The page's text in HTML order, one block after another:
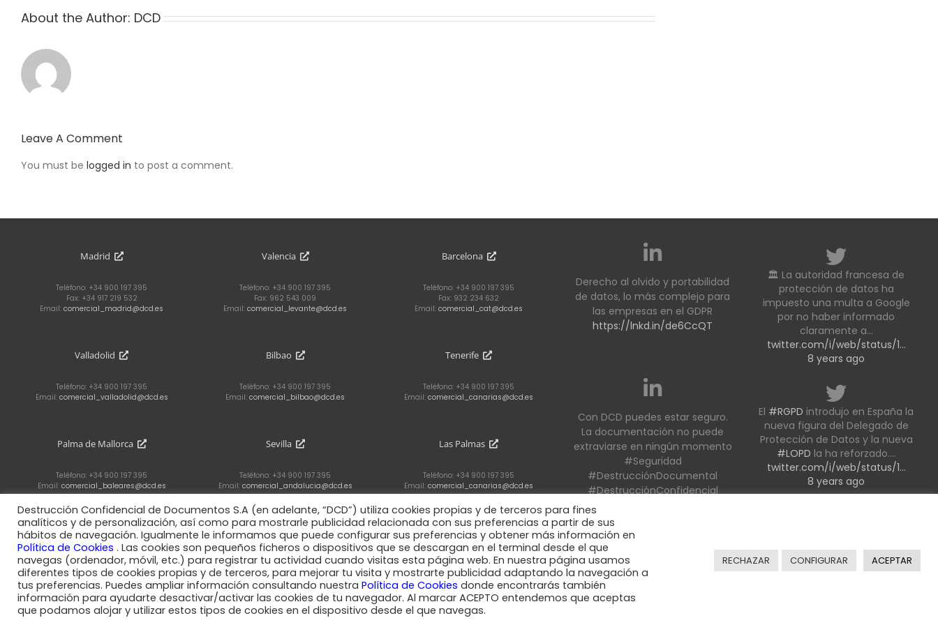
About the Author: DCD
Leave A Comment
You must be logged in to post a comment.
Madrid
Teléfono: +34 900 197 395
Fax: +34 917 219 532
Email:comercial_madrid@dcd.es
Valladolid
Teléfono: +34 900 197 395
Email: comercial_valladolid@dcd.es
Palma de Mallorca
Teléfono: +34 900 197 395
Email: comercial_baleares@dcd.es
Valencia
Teléfono: +34 900 197 395
Fax: 962 543 009
Email:comercial_levante@dcd.es
Bilbao
Teléfono: +34 900 197 395
Email:comercial_bilbao@dcd.es
Sevilla
Teléfono: +34 900 197 395
Email: comercial_andalucia@dcd.es
Barcelona
Teléfono: +34 900 197 395
Fax: 932 234 632
Email:comercial_cat@dcd.es
Tenerife
Teléfono: +34 900 197 395
Email:comercial_canarias@dcd.es
Las Palmas
Teléfono: +34 900 197 395
Email:comercial_canarias@dcd.es
Derecho al olvido y portabilidad
de datos, lo más complejo para
las empresas en el GDPR
https://lnkd.in/de6CcQT
Con DCD puedes estar seguro.
La documentación no puede
extraviarse en ningún momento
#Seguridad
#DestrucciónDocumental
#DestrucciónConfidencial
🏛️ La autoridad francesa de
protección de datos ha
impuesto una multa a Google
por no haber informado
claramente a…
twitter.com/i/web/status/1…
8 years ago
El #RGPD introdujo en España la
nueva figura del Delegado de
Protección de Datos y la nueva
#LOPD la ha reforzado.…
twitter.com/i/web/status/1…
8 years ago
© 2018 DCD |Aviso Legal y Condiciones de uso|Política de Privacidad|Política de Cookies| Designed by
TwitterFacebookLinkedInVimeoSlideshare
Rss
Destrucción Confidencial de Documentos S.A (en adelante, “DCD”) utiliza cookies propias y de terceros para fines
analíticos y de personalización, así como para mostrarle publicidad relacionada con sus preferencias a partir de sus
hábitos de navegación. Igualmente le informamos que puede configurar sus preferencias y obtener más información en
Política de Cookies . Las cookies son pequeños ficheros o dispositivos que se descargan en el terminal desde el que
navegas (ordenador, móvil, etc.) para registrar tu actividad cuando visitas esta página web. En nuestra página usamos
diferentes tipos de cookies propias y de terceros, para mejorar tu visita y mostrarte publicidad adaptando la navegación a
tus preferencias. Puedes ampliar información consultando nuestra Política de Cookies donde encontrarás también
información para ayudarte desactivar/activar las cookies de tu navegador. Al marcar ACEPTO entendemos que aceptas
que podamos alojar y utilizar estos tipos de cookies en el dispositivo desde el que navegas.
RECHAZAR CONFIGURAR ACEPTAR